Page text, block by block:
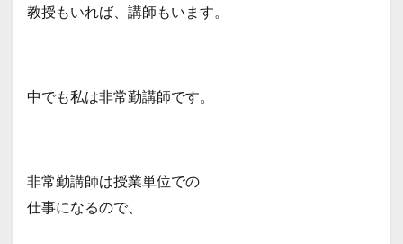
教授もいれば、講師もいます。
中でも私は非常勤講師です。
非常勤講師は授業単位での
仕事になるので、